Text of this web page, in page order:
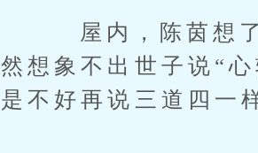
屋内，陈茵想了想
然想象不出世子说“
是不好再说三道四一